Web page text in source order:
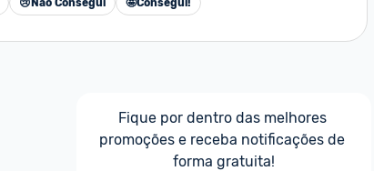
😢 Não Consegui 🤩Consegui!
Fique por dentro das melhores
promoções e receba notificações de
forma gratuita!